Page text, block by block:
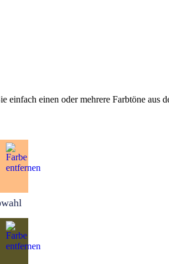
einen oder mehrere Farbtöne aus